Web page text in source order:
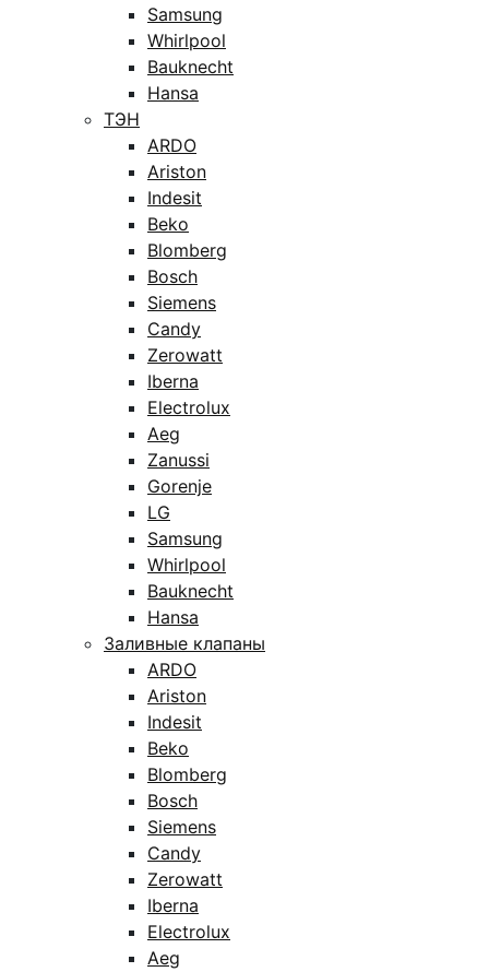
Samsung
Whirlpool
Bauknecht
Hansa
ТЭН
ARDO
Ariston
Indesit
Beko
Blomberg
Bosch
Siemens
Candy
Zerowatt
Iberna
Electrolux
Aeg
Zanussi
Gorenje
LG
Samsung
Whirlpool
Bauknecht
Hansa
Заливные клапаны
ARDO
Ariston
Indesit
Beko
Blomberg
Bosch
Siemens
Candy
Zerowatt
Iberna
Electrolux
Aeg